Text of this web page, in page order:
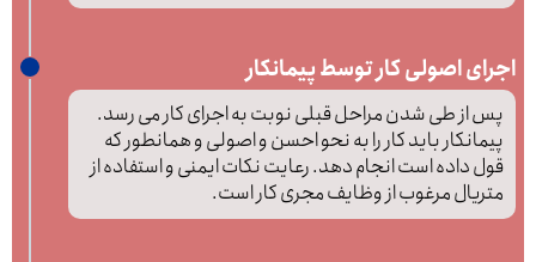
اجرای اصولی کار توسط پیمانکار
پس از طی شدن مراحل قبلی نوبت به اجرای کار می رسد.
پیمانکار باید کار را به نحو احسن و اصولی و همانطور که
قول داده است انجام دهد. رعایت نکات ایمنی و استفاده از
متریال مرغوب از وظایف مجری کار است.